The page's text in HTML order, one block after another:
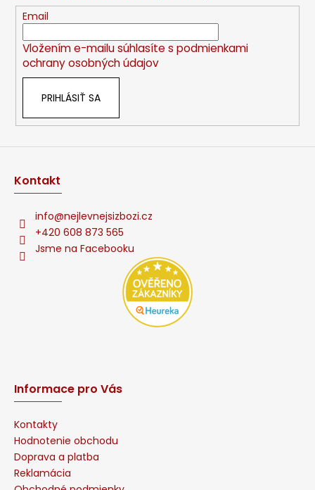
Email
Vložením e-mailu súhlasíte s podmienkami
ochrany osobných údajov
PRIHLÁSIŤ SA
Kontakt
info@nejlevnejsizbozi.cz
+420 608 873 565
Jsme na Facebooku
Informace pro Vás
Kontakty
Hodnotenie obchodu
Doprava a platba
Reklamácia